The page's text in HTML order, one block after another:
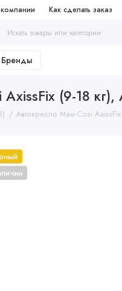
Как сделать заказ
Бренды
AxissFix (9-18
Автокресло Maxi-Cosi